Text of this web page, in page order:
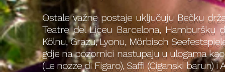
Ostale važne postaje uključuju Bečku
Teatre del Liceu Barcelona,
Kölnu, Grazu, Lyonu, Mörbisch
gdje na pozornici nastupaju u ulogama
(Le nozze di Figaro), Saffi (Ciganski barun) i